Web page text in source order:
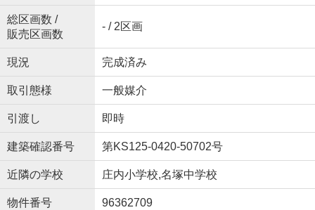
総区画数 /
販売区画数
- / 2区画
現況 完成済み
取引態様 一般媒介
引渡し 即時
建築確認番号 第KS125-0420-50702号
近隣の学校 庄内小学校,名塚中学校
物件番号 96362709